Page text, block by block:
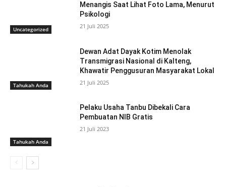
Uncategorized
Menangis Saat Lihat Foto Lama, Menurut
Psikologi
21 Juli 2025
Tahukah Anda
Dewan Adat Dayak Kotim Menolak
Transmigrasi Nasional di Kalteng,
Khawatir Penggusuran Masyarakat Lokal
21 Juli 2025
Tahukah Anda
Pelaku Usaha Tanbu Dibekali Cara
Pembuatan NIB Gratis
21 Juli 2023